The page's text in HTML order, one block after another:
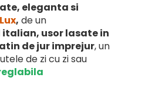
eleganta si
, de un
usor lasate in
de jur imprejur, un
de zi cu zi sau